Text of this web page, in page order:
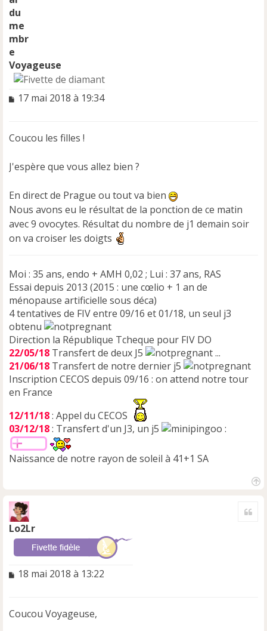
Voyageuse
M
a
e
n
l
u
17 mai 2018 à 19:34
Coucou les filles !
J'espère que vous allez bien ?
En direct de Prague ou tout va bien
Nous avons eu le résultat de la ponction de ce matin
avec 9 ovocytes. Résultat du nombre de j1 demain soir
on va croiser les doigts
Moi : 35 ans, endo + AMH 0,02 ; Lui : 37 ans, RAS
Essai depuis 2013 (2015 : une cœlio + 1 an de
ménopause artificielle sous déca)
4 tentatives de FIV entre 09/16 et 01/18, un seul j3
obtenu
Direction la République Tcheque pour FIV DO
22/05/18 Transfert de deux J5
...
21/06/18 Transfert de notre dernier j5
Inscription CECOS depuis 09/16 : on attend notre tour
en France
12/11/18: Appel du CECOS
03/12/18: Transfert d'un J3, un j5 :
Naissance de notre rayon de soleil à 41+1 SA
Lo2Lr
M
a
18 mai 2018 à 13:22
Coucou Voyageuse,